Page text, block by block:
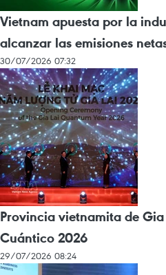
Vietnam apuesta por la
alcanzar las emisiones
30/07/2026 07:32
Provincia vietnamita de
Cuántico 2026
29/07/2026 08:24